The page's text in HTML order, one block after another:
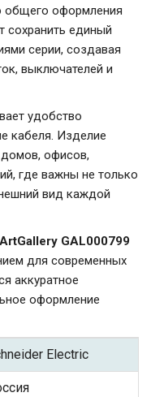
общего оформления
сохранить единый
серии, создавая
выключателей и
удобство
кабеля. Изделие
домов, офисов,
где важны не только
вид каждой
GAL000799
для современных
аккуратное
оформление
Electric